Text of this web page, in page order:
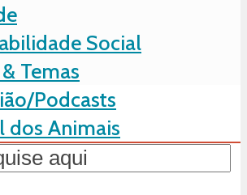
Social
Temas
Podcasts
dos Animais